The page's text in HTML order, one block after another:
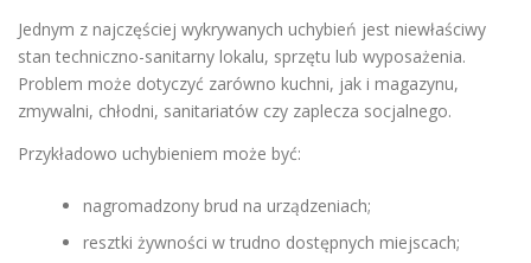
Jednym z najczęściej wykrywanych uchybień jest niewłaściwy
stan techniczno-sanitarny lokalu, sprzętu lub wyposażenia.
Problem może dotyczyć zarówno kuchni, jak i magazynu,
zmywalni, chłodni, sanitariatów czy zaplecza socjalnego.
Przykładowo uchybieniem może być:
nagromadzony brud na urządzeniach;
resztki żywności w trudno dostępnych miejscach;